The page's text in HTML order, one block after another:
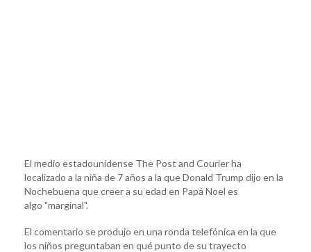
El medio estadounidense The Post and Courier ha
localizado a la niña de 7 años a la que Donald Trump dijo en la
Nochebuena que creer a su edad en Papá Noel es
algo "marginal".
El comentario se produjo en una ronda telefónica en la que
los niños preguntaban en qué punto de su trayecto